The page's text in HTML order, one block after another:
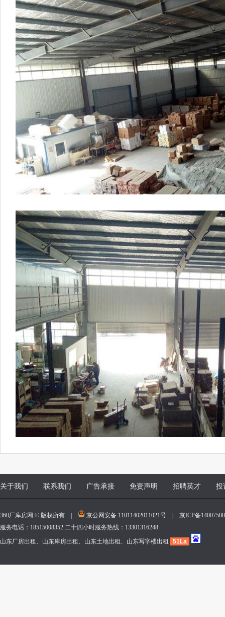
关于我们 联系我们 广告承接 免责声明 招聘英才 投
360厂库房网 © 版权所有 | 京公网安备 11011402011021号
京ICP备
服务电话：18515008352 二十四小时服务热线：13301316248
山东厂房出租、山东库房出租、山东土地出租、山东写字楼出租
51La